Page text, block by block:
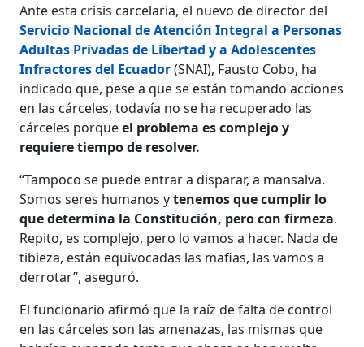
Ante esta crisis carcelaria, el nuevo de director del
Servicio Nacional de Atención Integral a Personas
Adultas Privadas de Libertad y a Adolescentes
Infractores del Ecuador(SNAI), Fausto Cobo, ha
indicado que, pese a que se están tomando acciones
en las cárceles, todavía no se ha recuperado las
cárceles porqueel problema es complejo y
requiere tiempo de resolver.
“Tampoco se puede entrar a disparar, a mansalva.
Somos seres humanos ytenemos que cumplir lo
que determina la Constitución, pero con firmeza.
Repito, es complejo, pero lo vamos a hacer. Nada de
tibieza, están equivocadas las mafias, las vamos a
derrotar”, aseguró.
El funcionario afirmó que la raíz de falta de control
en las cárceles son las amenazas, las mismas que